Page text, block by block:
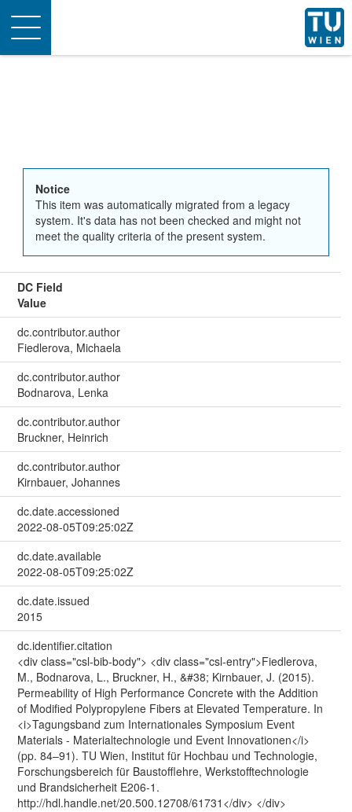
Toggle
navigation
Notice
This item was automatically migrated from a legacy
system. It's data has not been checked and might not
meet the quality criteria of the present system.
DC Field
Value
dc.contributor.author
Fiedlerova, Michaela
dc.contributor.author
Bodnarova, Lenka
dc.contributor.author
Bruckner, Heinrich
dc.contributor.author
Kirnbauer, Johannes
dc.date.accessioned
2022-08-05T09:25:02Z
dc.date.available
2022-08-05T09:25:02Z
dc.date.issued
2015
dc.identifier.citation
<div class="csl-bib-body"> <div class="csl-entry">Fiedlerova,
M., Bodnarova, L., Bruckner, H., &#38; Kirnbauer, J. (2015).
Permeability of High Performance Concrete with the Addition
of Modified Polypropylene Fibers at Elevated Temperature. In
<i>Tagungsband zum Internationales Symposium Event
Materials - Materialtechnologie und Event Innovationen</i>
(pp. 84–91). TU Wien, Institut für Hochbau und Technologie,
Forschungsbereich für Baustofflehre, Werkstofftechnologie
und Brandsicherheit E206-1.
http://hdl.handle.net/20.500.12708/61731</div> </div>